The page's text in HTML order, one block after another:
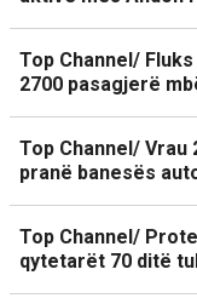
Top Channel/
2700 pasagjerë
Top Channel/
pranë banesës
Top Channel/
qytetarët 70 ditë